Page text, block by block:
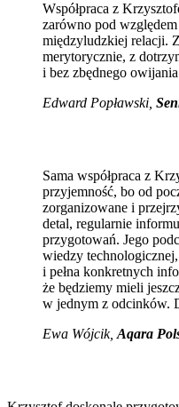
Współpraca z
zarówno pod
międzyludzkiej relacji.
merytorycznie, z
i bez zbędnego
Edward Popławski,
Sama współpraca z
przyjemność, bo od
zorganizowane i
detal, regularnie
przygotowań. Jego
wiedzy
i pełna konkretnych
że będziemy mieli
w jednym z odcinków.
Ewa Wójcik, Aqara